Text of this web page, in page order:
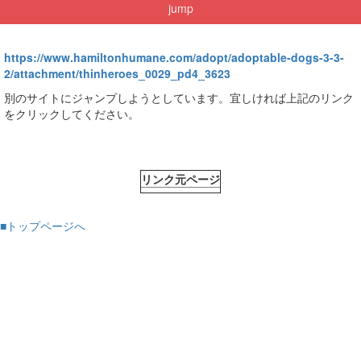
jump
https://www.hamiltonhumane.com/adopt/adoptable-dogs-3-3-
2/attachment/thinheroes_0029_pd4_3623
別のサイトにジャンプしようとしています。宜しければ上記のリンク
をクリックしてください。
リンク元ページ
■トップページへ